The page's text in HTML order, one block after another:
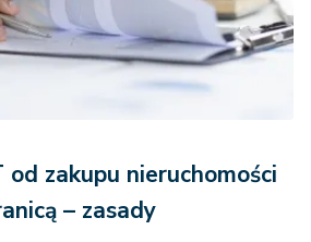
od zakupu nieruchomości
– zasady